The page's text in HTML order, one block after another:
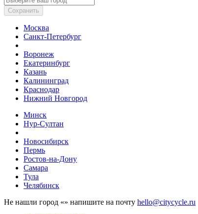
Сохранить
Москва
Санкт-Петербург
Воронеж
Екатеринбург
Казань
Калининград
Краснодар
Нижний Новгород
Минск
Нур-Султан
Новосибирск
Пермь
Ростов-на-Дону
Самара
Тула
Челябинск
Не нашли город «» напишите на почту hello@citycycle.ru